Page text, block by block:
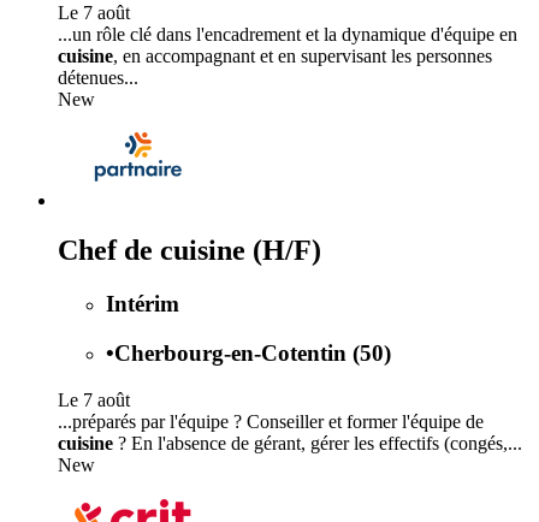
Le 7 août
...un rôle clé dans l'encadrement et la dynamique d'équipe en
cuisine, en accompagnant et en supervisant les personnes
détenues...
New
Chef de cuisine (H/F)
Intérim
•Cherbourg-en-Cotentin (50)
Le 7 août
...préparés par l'équipe ? Conseiller et former l'équipe de
cuisine ? En l'absence de gérant, gérer les effectifs (congés,...
New